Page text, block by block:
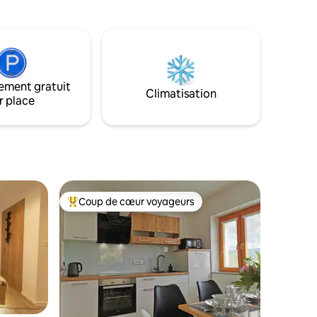
des
des
est
les
Isolé au cœur du parc national du Triglav,
entouré d'une nature sauvage intacte,
de la faune et des sommets à couper le
souffle au-dessus du lac de Bohinj. LA
POSSIBLE QU'AVEC NOTRE TRANSFERT
gratuit
place
Climatisation
Coups de cœur voyageurs les plus appréciés
Coup de cœur voyageurs